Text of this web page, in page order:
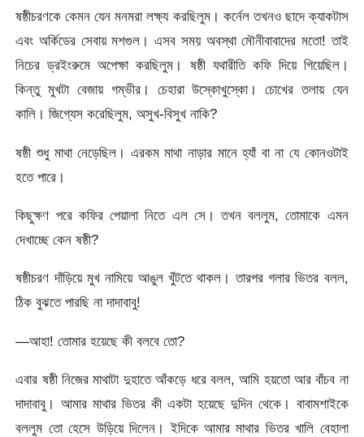
ষষ্ঠীচরণকে কেমন যেন মনমরা লক্ষ্য করছিলুম। কর্নেল তখনও ছাদে ক্যাকটাস
এবং অর্কিডের সেবায় মশগুল। এসব সময় অবস্থা মৌনীবাবাদের মতো! তাই
নিচের ড্রইংরুমে অপেক্ষা করছিলুম। ষষ্ঠী যথারীতি কফি দিয়ে গিয়েছিল।
কিন্তু মুখটা বেজায় গম্ভীর। চেহারা উস্কোখুস্কো। চোখের তলায় যেন
কালি। জিগ্যেস করেছিলুম, অসুখ-বিসুখ নাকি?
ষষ্ঠী শুধু মাথা নেড়েছিল। এরকম মাথা নাড়ার মানে হ্যাঁ বা না যে কোনওটাই
হতে পারে।
কিছুক্ষণ পরে কফির পেয়ালা নিতে এল সে। তখন বললুম, তোমাকে এমন
দেখাচ্ছে কেন ষষ্ঠী?
ষষ্ঠীচরণ দাঁড়িয়ে মুখ নামিয়ে আঙুল খুঁটতে থাকল। তারপর গলার ভিতর বলল,
ঠিক বুঝতে পারছি না দাদাবাবু!
—আহা! তোমার হয়েছে কী বলবে তো?
এবার ষষ্ঠী নিজের মাথাটা দুহাতে আঁকড়ে ধরে বলল, আমি হয়তো আর বাঁচব না
দাদাবাবু। আমার মাথার ভিতর কী একটা হয়েছে দুদিন থেকে। বাবামশাইকে
বললুম তো হেসে উড়িয়ে দিলেন। ইদিকে আমার মাথার ভিতর খালি বেহালা